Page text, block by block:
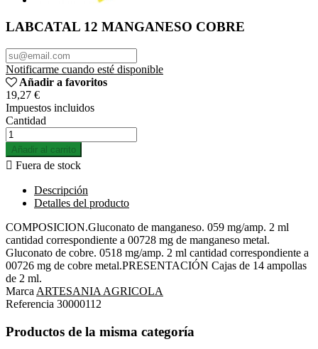
LABCATAL 12 MANGANESO COBRE
Notificarme cuando esté disponible
Añadir a favoritos
19,27 €
Impuestos incluidos
Cantidad
Añadir al carrito
 Fuera de stock
Descripción
Detalles del producto
COMPOSICION.Gluconato de manganeso. 059 mg/amp. 2 ml
cantidad correspondiente a 00728 mg de manganeso metal.
Gluconato de cobre. 0518 mg/amp. 2 ml cantidad correspondiente a
00726 mg de cobre metal.PRESENTACIÓN Cajas de 14 ampollas
de 2 ml.
Marca ARTESANIA AGRICOLA
Referencia 30000112
Productos de la misma categoría